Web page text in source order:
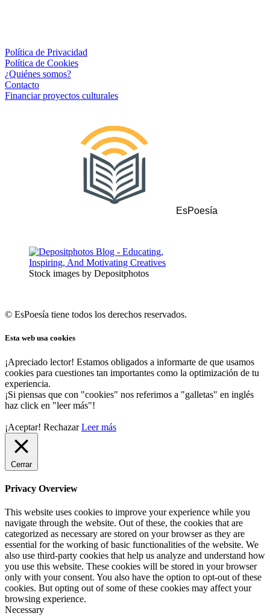
Política de Privacidad
Política de Cookies
¿Quiénes somos?
Contacto
Financiar proyectos culturales
EsPoesía
Stock images by Depositphotos
© EsPoesía tiene todos los derechos reservados.
Esta web usa cookies
¡Apreciado lector! Estamos obligados a informarte de que usamos
cookies para cuestiones tan importantes como la optimización de tu
experiencia.
¡Si piensas que con "cookies" nos referimos a "galletas" en inglés
haz click en "leer más"!
¡Aceptar! Rechazar Leer más
Cerrar
Privacy Overview
This website uses cookies to improve your experience while you
navigate through the website. Out of these, the cookies that are
categorized as necessary are stored on your browser as they are
essential for the working of basic functionalities of the website. We
also use third-party cookies that help us analyze and understand how
you use this website. These cookies will be stored in your browser
only with your consent. You also have the option to opt-out of these
cookies. But opting out of some of these cookies may affect your
browsing experience.
Necessary